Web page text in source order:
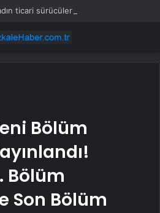
Bölüm
Bölüm
Son Bölüm